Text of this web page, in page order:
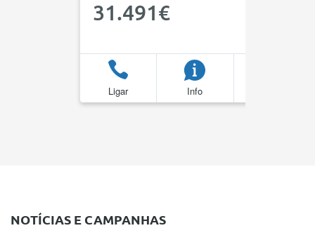
31.491€
Ligar Info
NOTÍCIAS E CAMPANHAS